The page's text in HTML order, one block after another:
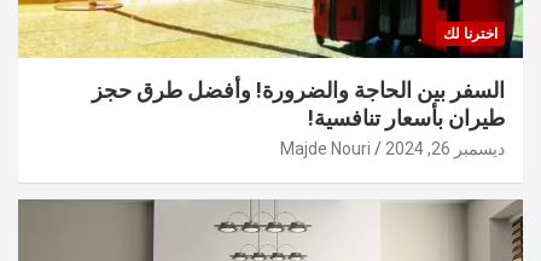
اخترنا لك
السفر بين الحاجة والضرورة! وأفضل طرق حجز
طيران بأسعار تنافسية!
ديسمبر 26, 2024 Majde Nouri